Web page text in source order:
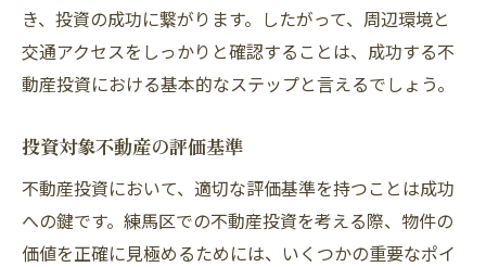
き、投資の成功に繋がります。したがって、周辺環境と
交通アクセスをしっかりと確認することは、成功する不
動産投資における基本的なステップと言えるでしょう。
投資対象不動産の評価基準
不動産投資において、適切な評価基準を持つことは成功
への鍵です。練馬区での不動産投資を考える際、物件の
価値を正確に見極めるためには、いくつかの重要なポイ